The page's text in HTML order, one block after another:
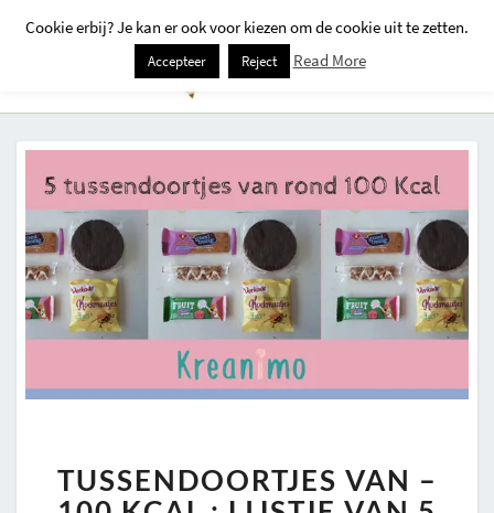
VAN
–
TUSSENDOORTJES VAN –
Cookie erbij? Je kan er ook voor kiezen om de cookie uit te zetten.
Accepteer Reject Read More